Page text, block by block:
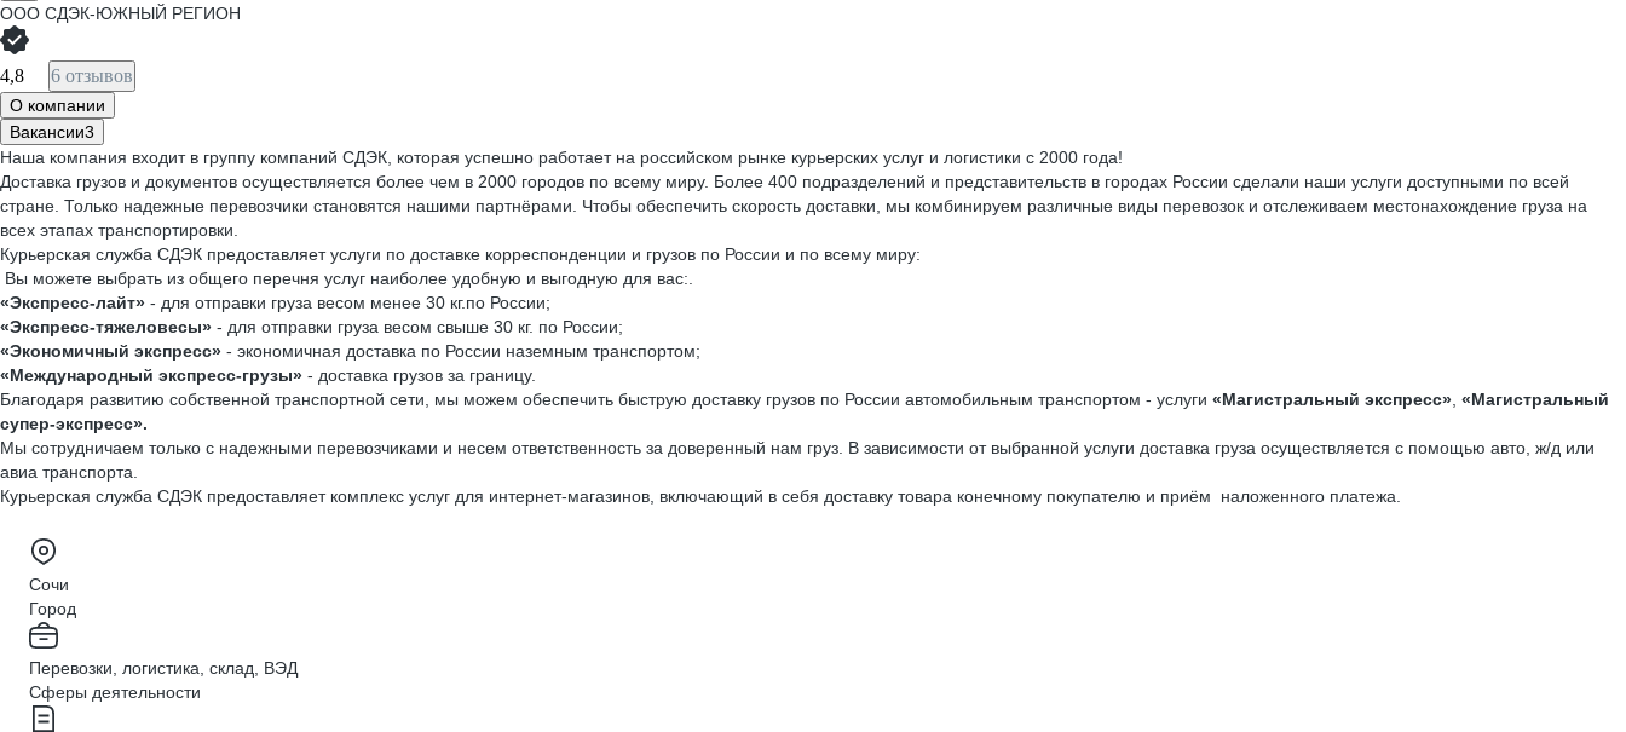
ООО СДЭК-ЮЖНЫЙ РЕГИОН
4,8 6 отзывов
О компании
Вакансии3
Наша компания входит в группу компаний СДЭК, которая успешно работает на российском рынке курьерских услуг и логистики с 2000 года!
Доставка грузов и документов осуществляется более чем в 2000 городов по всему миру. Более 400 подразделений и представительств в городах России сделали наши услуги доступными по всей
стране. Только надежные перевозчики становятся нашими партнёрами. Чтобы обеспечить скорость доставки, мы комбинируем различные виды перевозок и отслеживаем местонахождение груза на
всех этапах транспортировки.
Курьерская служба СДЭК предоставляет услуги по доставке корреспонденции и грузов по России и по всему миру:
Вы можете выбрать из общего перечня услуг наиболее удобную и выгодную для вас:.
«Экспресс-лайт» - для отправки груза весом менее 30 кг.по России;
«Экспресс-тяжеловесы» - для отправки груза весом свыше 30 кг. по России;
«Экономичный экспресс» - экономичная доставка по России наземным транспортом;
«Международный экспресс-грузы» - доставка грузов за границу.
Благодаря развитию собственной транспортной сети, мы можем обеспечить быструю доставку грузов по России автомобильным транспортом - услуги «Магистральный экспресс» «Магистральный
супер-экспресс».
Мы сотрудничаем только с надежными перевозчиками и несем ответственность за доверенный нам груз. В зависимости от выбранной услуги доставка груза осуществляется с помощью авто, ж/д или
авиа транспорта.
Курьерская служба СДЭК предоставляет комплекс услуг для интернет-магазинов, включающий в себя доставку товара конечному покупателю и приём наложенного платежа.
Сочи
Город
Перевозки, логистика, склад, ВЭД
Сферы деятельности